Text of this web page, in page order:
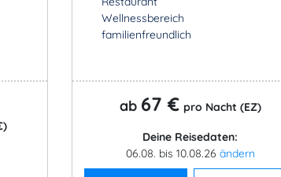
Wellnessbereich
familienfreundlich
ab 67 € pro Nacht (EZ)
Deine Reisedaten:
06.08. bis 10.08.26 ändern